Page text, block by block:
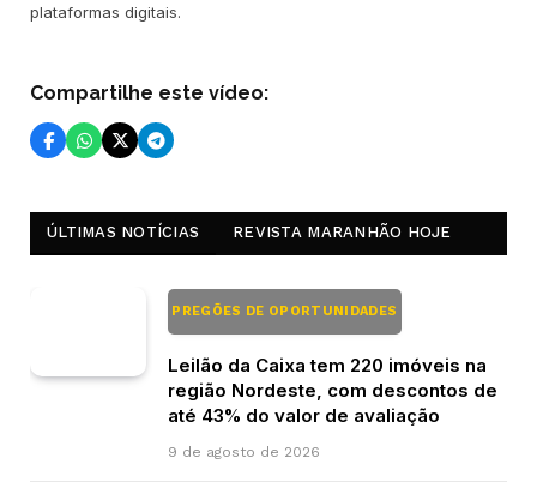
plataformas digitais.
Compartilhe este vídeo:
ÚLTIMAS NOTÍCIAS REVISTA MARANHÃO HOJE
PREGÕES DE OPORTUNIDADES
Leilão da Caixa tem 220 imóveis na
região Nordeste, com descontos de
até 43% do valor de avaliação
9 de agosto de 2026